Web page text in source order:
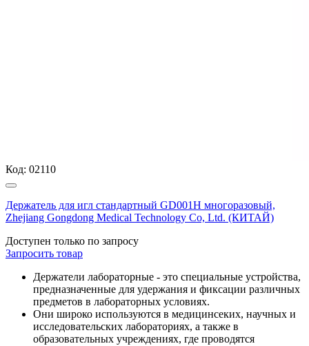
Код: 02110
Держатель для игл стандартный GD001H многоразовый,
Zhejiang Gongdong Medical Technology Co, Ltd. (КИТАЙ)
Доступен только по запросу
Запросить товар
Держатели лабораторные - это специальные устройства,
предназначенные для удержания и фиксации различных
предметов в лабораторных условиях.
Они широко используются в медицинсеких, научных и
исследовательских лабораториях, а также в
образовательных учреждениях, где проводятся